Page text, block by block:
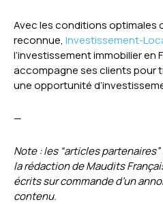
Avec les conditions optimales
reconnue, Investissement-
l’investissement immobilier en
accompagne ses clients pour
une opportunité
—
Note : les “articles
la rédaction de Maudits
écrits sur commande d’un
contenu.